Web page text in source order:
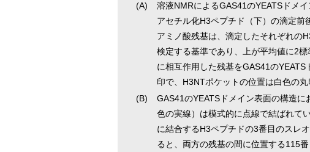
(A)
溶液NMRによるGAS41のYEATSドメ
アセチル化H3ペプチド（下）の滴定
アミノ酸残基は、滴定したそれぞれの
検定する基準であり、上が平均値に2
に相互作用した残基をGAS41の
印で、H3NTポケットの位置は白色の丸
(B)
GAS41のYEATSドメイン表面の構造
色の実線）は模式的に点線で結ばれて
に結合するH3ペプチドの3番目のスレ
ると、両方の残基の間に位置する115